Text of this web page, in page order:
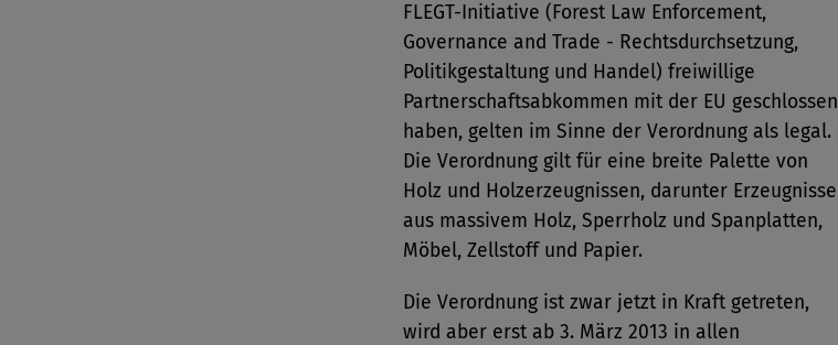
FLEGT-Initiative (Forest Law Enforcement,
Governance and Trade - Rechtsdurchsetzung,
Politikgestaltung und Handel) freiwillige
Partnerschaftsabkommen mit der EU geschlossen
haben, gelten im Sinne der Verordnung als legal.
Die Verordnung gilt für eine breite Palette von
Holz und Holzerzeugnissen, darunter Erzeugnisse
aus massivem Holz, Sperrholz und Spanplatten,
Möbel, Zellstoff und Papier.
Die Verordnung ist zwar jetzt in Kraft getreten,
wird aber erst ab 3. März 2013 in allen